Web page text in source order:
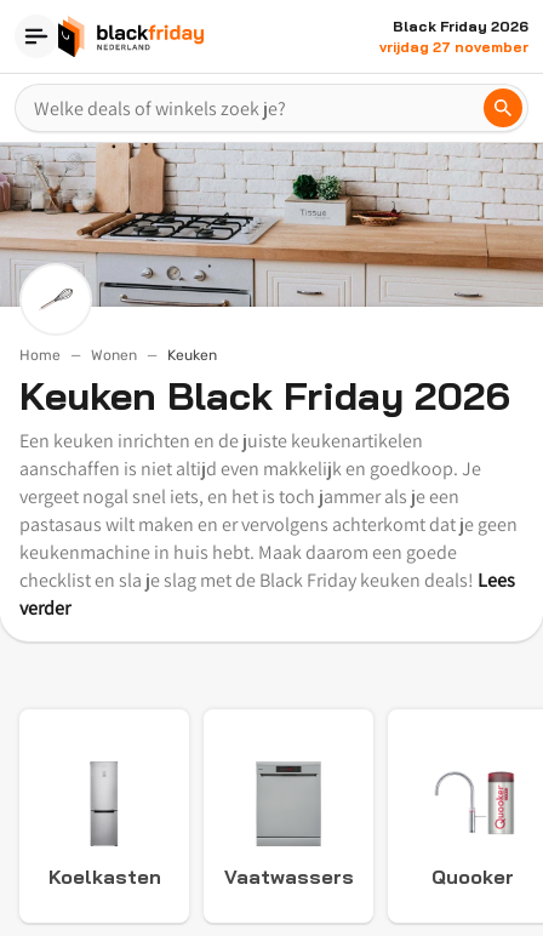
Black Friday 2026
vrijdag 27 november
Home Wonen Keuken
Keuken Black Friday 2026
Een keuken inrichten en de juiste keukenartikelen
aanschaffen is niet altijd even makkelijk en goedkoop. Je
vergeet nogal snel iets, en het is toch jammer als je een
pastasaus wilt maken en er vervolgens achterkomt dat je geen
keukenmachine in huis hebt. Maak daarom een goede
checklist en sla je slag met de Black Friday keuken deals! Lees
verder
Koelkasten Vaatwassers Quooker